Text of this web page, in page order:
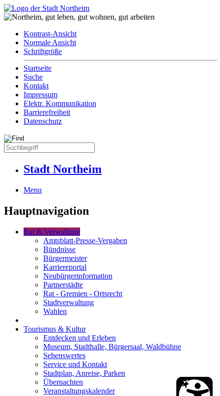
Kontrast-Ansicht
Normale Ansicht
Schriftgröße
Startseite
Suche
Kontakt
Impressum
Elektr. Kommunikation
Barrierefreiheit
Datenschutz
Stadt Northeim
Menu
Hauptnavigation
Rat & Verwaltung
Amtsblatt-Presse-Vergaben
Bündnisse
Bürgermeister
Karriereportal
Neubürgerinformation
Partnerstädte
Rat - Gremien - Ortsrecht
Stadtverwaltung
Wahlen
Tourismus & Kultur
Entdecken und Erleben
Museum, Stadthalle, Bürgersaal, Waldbühne
Sehenswertes
Service und Kontakt
Stadtplan, Anreise, Parken
Übernachten
Veranstaltungskalender